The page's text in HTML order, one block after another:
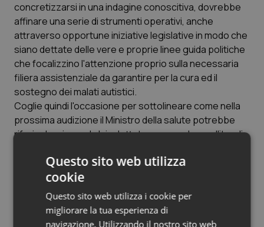
concretizzarsi in una indagine conoscitiva, dovrebbe
affinare una serie di strumenti operativi, anche
attraverso opportune iniziative legislative in modo che
siano dettate delle vere e proprie linee guida politiche
che focalizzino l'attenzione proprio sulla necessaria
filiera assistenziale da garantire per la cura ed il
sostegno dei malati autistici.
Coglie quindi l'occasione per sottolineare come nella
prossima audizione il Ministro della salute potrebbe
riferire le misure da lui adottate per accelerare l'iter di
La senatriceCASTIGLIONE
preliminarmente come le cause dei disturbi autistici
siano tuttora ignote, con conseguenti ripercussioni
anche sul tipo di approccio terapeutico da seguire. A
Questo sito web utilizza
cookie
Questo sito web utilizza i cookie per
migliorare la tua esperienza di
navigazione. Utilizzando il nostro sito web